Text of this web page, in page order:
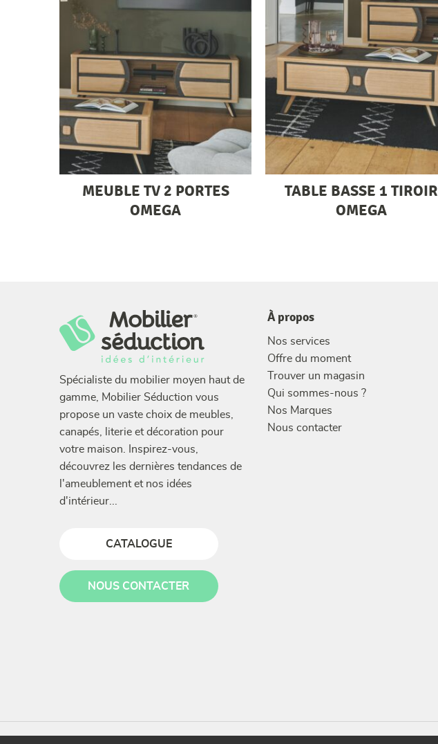
MEUBLE TV 2 PORTES
OMEGA
TABLE BASSE 1 TIROIR
OMEGA
Spécialiste du mobilier moyen haut de
gamme, Mobilier Séduction vous
propose un vaste choix de meubles,
canapés, literie et décoration pour
votre maison. Inspirez-vous,
découvrez les dernières tendances de
l'ameublement et nos idées
d'intérieur...
CATALOGUE
NOUS CONTACTER
À propos
Nos services
Offre du moment
Trouver un magasin
Qui sommes-nous ?
Nos Marques
Nous contacter